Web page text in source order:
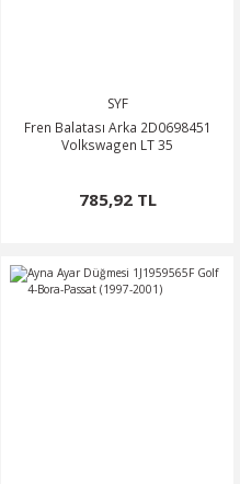
SYF
Fren Balatası Arka 2D0698451
Volkswagen LT 35
785,92 TL